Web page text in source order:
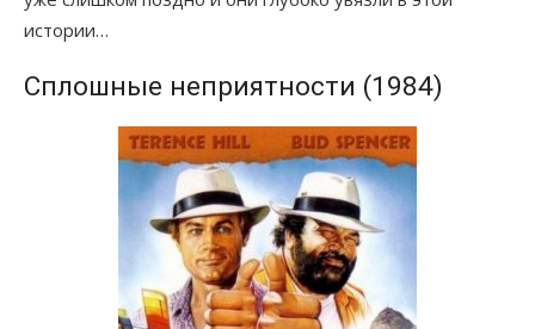
истории…
Сплошные неприятности (1984)